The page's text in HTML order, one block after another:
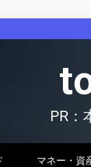
PR：
マネー・資